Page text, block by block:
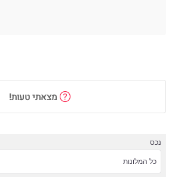
מצאתי טעות!
נכס
כל המלונות